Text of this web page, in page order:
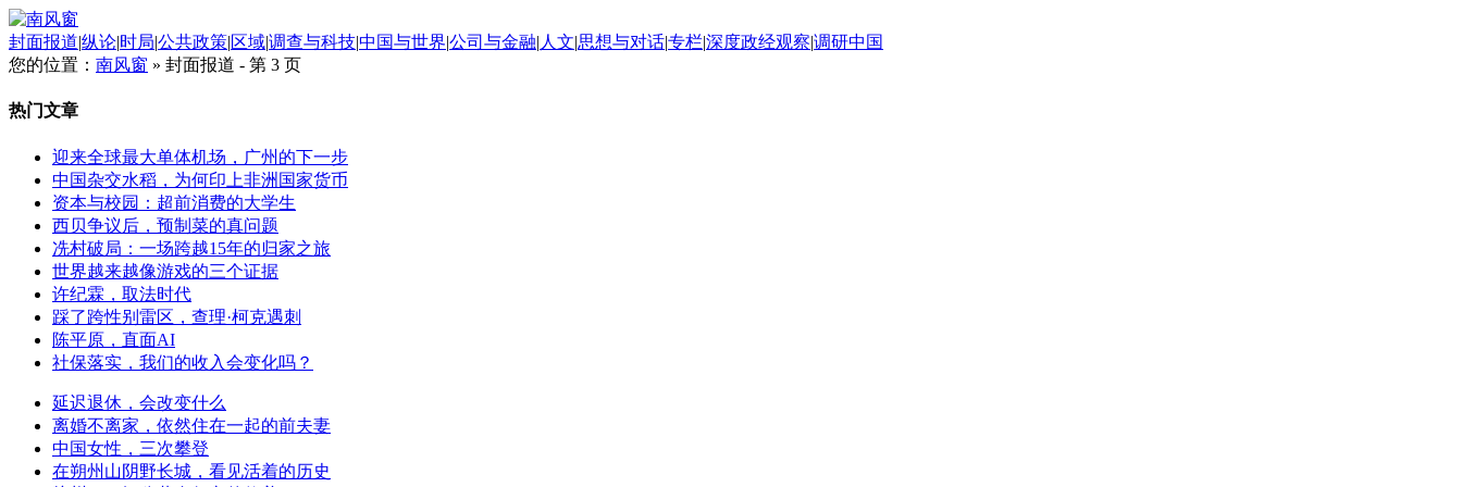
封面报道|纵论|时局|公共政策|区域|调查与科技|中国与世界|公司与金融| 人文|思想与对话|专栏|深度政经观察|调研中国
您的位置： 南风窗 » 封面报道 - 第 3 页
热门文章
迎来全球最大单体机场，广州的下一步
中国杂交水稻，为何印上非洲国家货币
资本与校园：超前消费的大学生
西贝争议后，预制菜的真问题
冼村破局：一场跨越15年的归家之旅
世界越来越像游戏的三个证据
许纪霖，取法时代
踩了跨性别雷区，查理·柯克遇刺
陈平原，直面AI
社保落实，我们的收入会变化吗？
延迟退休，会改变什么
离婚不离家，依然住在一起的前夫妻
中国女性，三次攀登
在朔州山阴野长城，看见活着的历史